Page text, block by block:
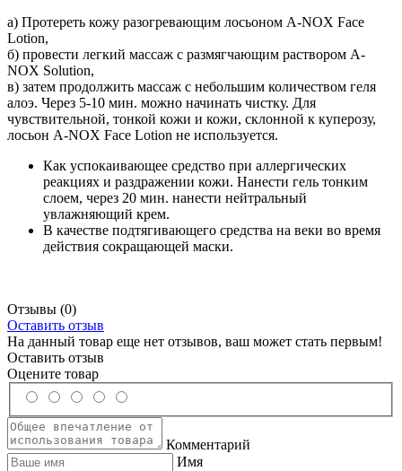
а) Протереть кожу разогревающим лосьоном A-NOX Face
Lotion,
б) провести легкий массаж с размягчающим раствором A-
NOX Solution,
в) затем продолжить массаж с небольшим количеством геля
алоэ. Через 5-10 мин. можно начинать чистку. Для
чувствительной, тонкой кожи и кожи, склонной к куперозу,
лосьон A-NOX Face Lotion не используется.
Как успокаивающее средство при аллергических
реакциях и раздражении кожи. Нанести гель тонким
слоем, через 20 мин. нанести нейтральный
увлажняющий крем.
В качестве подтягивающего средства на веки во время
действия сокращающей маски.
Отзывы (0)
Оставить отзыв
На данный товар еще нет отзывов, ваш может стать первым!
Оставить отзыв
Оцените товар
Комментарий
Имя